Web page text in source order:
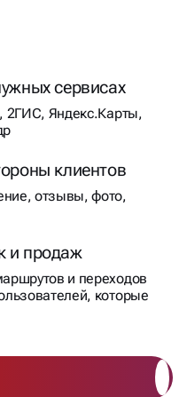
сервисах
2ГИС, Яндекс.Карты,
клиентов
отзывы, фото,
и продаж
и переходов
которые